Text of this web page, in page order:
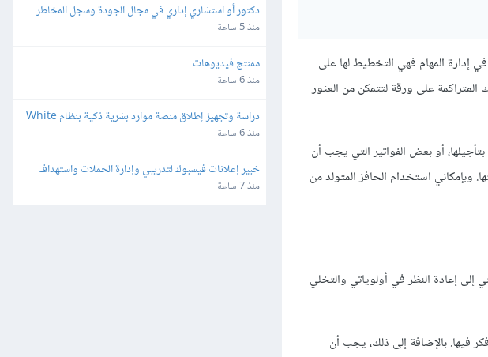
إدارة المهام فهي التخطيط لها على
على ورقة لتتمكن من العثور
أو بعض الفواتير التي يجب أن
وبإمكاني استخدام الحافز المتولد من
إعادة النظر في أولوياتي والتخلي
فيها. بالإضافة إلى ذلك، يجب أن
دكتور أو استشاري إداري في مجال الجودة وسجل المخاطر
والاستراتيجية والمجالات القانونية
منذ 5 ساعة
ممنتج فيديوهات
منذ 6 ساعة
Label وإعادة البيع
منذ 6 ساعة
الجمهور بدقة
منذ 7 ساعة